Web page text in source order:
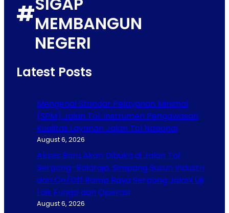
#MEMBANGUN
NEGERI
Latest Posts
Mengenal Standar Pelayanan Minimal
(SPM) Jalan Tol: Instrumen Pengawasan
Kualitas Layanan Jalan Tol Nasional
August 6, 2026
Akses Baru Akan Dibuka di Jalan Tol
Serpong–Balaraja, Simpang Susun Industri
dan On/Off Ramp Raya Serpong Jalani Uji
Laik Fungsi dan Operasi
August 6, 2026